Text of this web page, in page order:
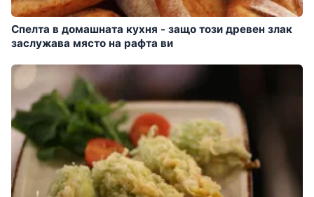
Спелта в домашната кухня - защо този древен злак
заслужава място на рафта ви